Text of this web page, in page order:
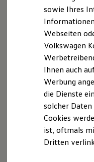
Lifestyle Shop
T-Roc
Golf
ID.
R-
GTI
Fußball
we drive
#wedriveproud
Besitzer und Service
Software
Service und
vor einer
noch dazu
Mitglied der
Detmold
Leonardo-Da-Yinci-
32760 Detmold
Berufsrechtliche
• §34d
• §§59 - 68 VVG
• VersVermV
sowie Ihres
Webseiten
Volkswagen
Ihnen auch
Werbung
die Dienste
solcher Daten
Cookies
ist, oftmals
Dritten